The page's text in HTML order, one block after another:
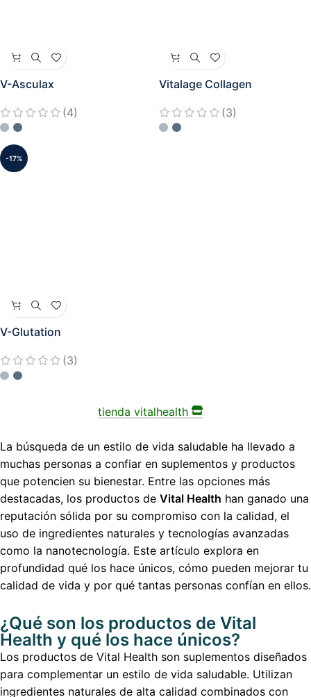
V-Asculax
(4)
Vitalage Collagen
(3)
-17%
V-Glutation
(3)
tienda vitalhealth
La búsqueda de un estilo de vida saludable ha llevado a
muchas personas a confiar en suplementos y productos
que potencien su bienestar. Entre las opciones más
destacadas, los productos de Vital Health han ganado una
reputación sólida por su compromiso con la calidad, el
uso de ingredientes naturales y tecnologías avanzadas
como la nanotecnología. Este artículo explora en
profundidad qué los hace únicos, cómo pueden mejorar tu
calidad de vida y por qué tantas personas confían en ellos.
¿Qué son los productos de Vital
Health y qué los hace únicos?
Los productos de Vital Health son suplementos diseñados
para complementar un estilo de vida saludable. Utilizan
ingredientes naturales de alta calidad combinados con